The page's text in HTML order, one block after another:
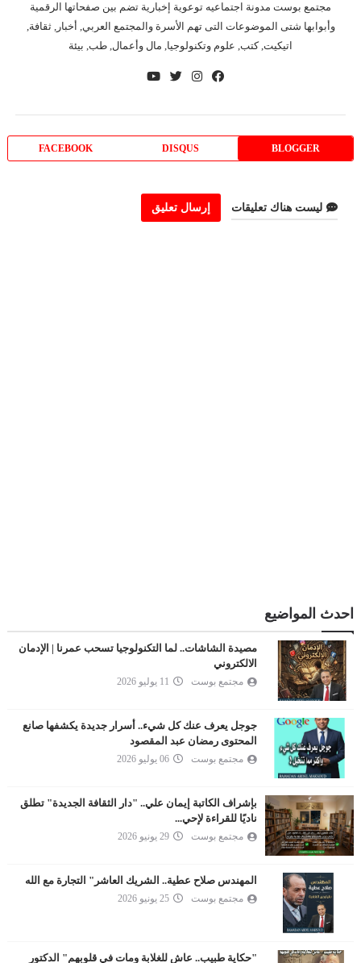
مجتمع بوست مدونة اجتماعيه توعوية إخبارية تضم بين صفحاتها الرقمية
وأبوابها شتى الموضوعات التى تهم الأسرة والمجتمع العربي, أخبار, ثقافة,
اتيكيت, كتب, علوم وتكنولوجيا, مال وأعمال, طب, بيئة
BLOGGER
DISQUS
FACEBOOK
ليست هناك تعليقات إرسال تعليق
احدث المواضيع
مصيدة الشاشات.. لما التكنولوجيا تسحب عمرنا | الإدمان
الالكتروني
مجتمع بوست 11 يوليو 2026
جوجل يعرف عنك كل شيء.. أسرار جديدة يكشفها صانع
المحتوى رمضان عبد المقصود
مجتمع بوست 06 يوليو 2026
بإشراف الكاتبة إيمان علي.. "دار الثقافة الجديدة" تطلق
ناديًا للقراءة لإحي...
مجتمع بوست 29 يونيو 2026
المهندس صلاح عطية.. الشريك العاشر" التجارة مع الله
مجتمع بوست 25 يونيو 2026
"حكاية طبيب.. عاش للغلابة ومات في قلوبهم" الدكتور